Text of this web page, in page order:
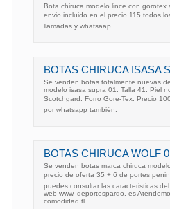
Bota chiruca modelo lince con gorotex
envio incluido en el precio 115 todos
llamadas y whatsaap
BOTAS CHIRUCA ISASA
Se venden botas totalmente nuevas
modelo isasa supra 01. Talla 41. Piel
Scotchgard. Forro Gore-Tex. Precio
por whatsapp también.
BOTAS CHIRUCA WOLF
Se venden botas marca chiruca
precio de oferta 35 + 6 de portes
puedes consultar las caracteristicas
web www. deportespardo. es
comodidad tl